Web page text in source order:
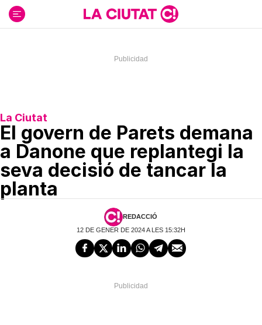
contenido
La Ciutat
El govern de Parets demana
a Danone que replantegi la
seva decisió de tancar la
planta
REDACCIÓ
12 DE GENER DE 2024 A LES 15:32H